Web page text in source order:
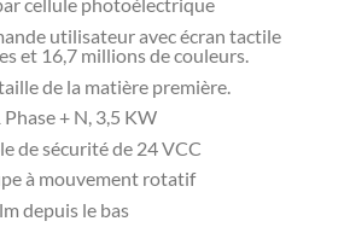
cellule photoélectrique
utilisateur avec écran tactile
et 16,7 millions de couleurs.
de la matière première.
+ N, 3,5 KW
de sécurité de 24 VCC
à mouvement rotatif
depuis le bas